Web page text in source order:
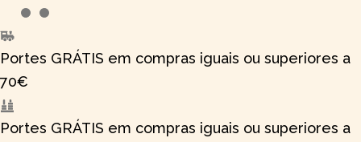
Skip
to
content
Portes GRÁTIS em compras iguais ou superiores a
70€
Portes GRÁTIS em compras iguais ou superiores a